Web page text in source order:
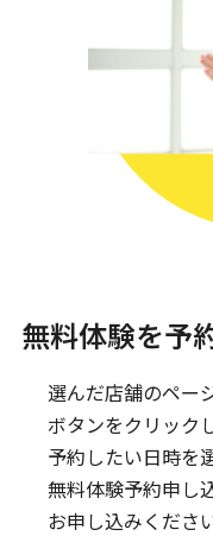
無料体験を予
選んだ店舗のペー
ボタンをクリック
予約したい日時を
無料体験予約申し
お申し込みくださ